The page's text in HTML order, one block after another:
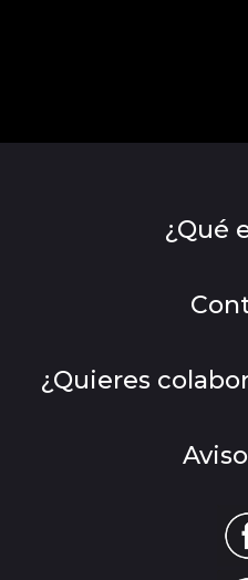
¿Qué
¿Quieres